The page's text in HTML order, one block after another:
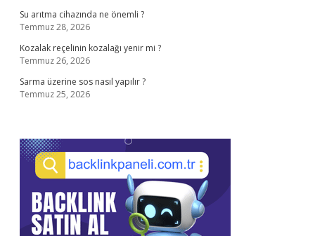
Su arıtma cihazında ne önemli ?
Temmuz 28, 2026
Kozalak reçelinin kozalağı yenir mi ?
Temmuz 26, 2026
Sarma üzerine sos nasıl yapılır ?
Temmuz 25, 2026